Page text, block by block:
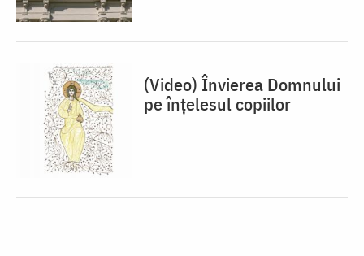
(Video) Învierea Domnului
pe înțelesul copiilor